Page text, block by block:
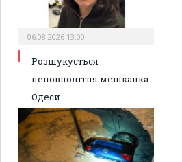
06.08.2026 13:00
Розшукується
неповнолітня мешканка
Одеси